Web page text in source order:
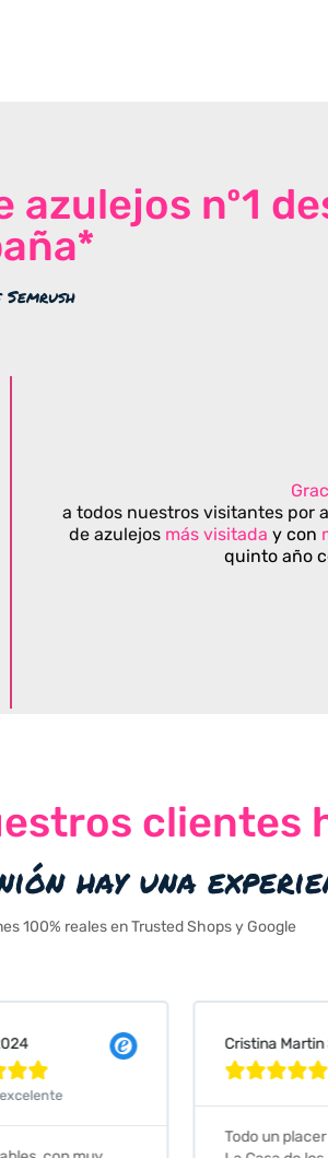
nº1
a todos nuestros visitantes por
de azulejos más visitada y con
quinto año
clientes
hay una
100% reales en Trusted Shops y Google
Cristina Martin Serrano
 